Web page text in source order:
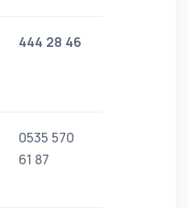
444 28 46
0535 570
61 87